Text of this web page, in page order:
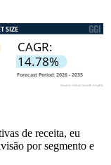
de receita, eu
por segmento e